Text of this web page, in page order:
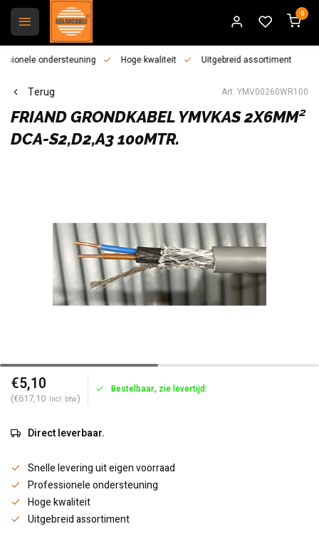
0
ondersteuning Hoge kwaliteit Uitgebreid assortiment
Terug Art: YMV00260WR100
FRIANDGRONDKABEL YMVKAS 2X6MM²
DCA-S2,D2,A3 100MTR.
€5,10
(€617,10 Incl. btw)
Bestelbaar, zie levertijd:
Direct leverbaar.
Snelle levering uit eigen voorraad
Professionele ondersteuning
Hoge kwaliteit
Uitgebreid assortiment